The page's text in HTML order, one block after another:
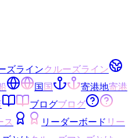
ズラインクルーズライン
国 国 寄港地寄港
ブログブログ
ス リーダーボード リー